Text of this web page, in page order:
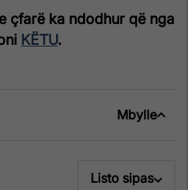
çfarë ka ndodhur që nga
KËTU.
Mbylle
Listo sipas